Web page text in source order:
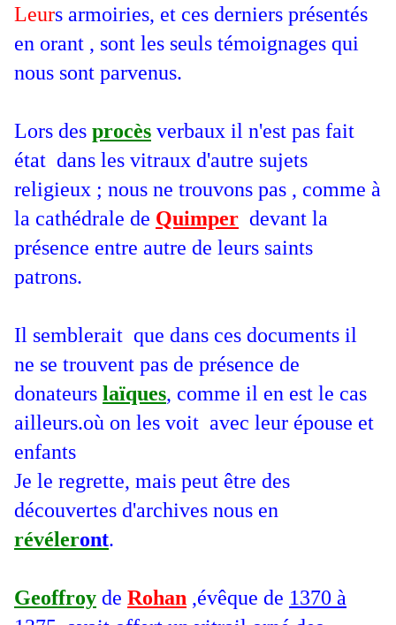
Leurs armoiries, et ces derniers présentés
en orant , sont les seuls témoignages qui
nous sont parvenus.
Lors des procès verbaux il n'est pas fait
état dans les vitraux d'autre sujets
religieux ; nous ne trouvons pas , comme à
la cathédrale de Quimper devant la
présence entre autre de leurs saints
patrons.
Il semblerait que dans ces documents il
ne se trouvent pas de présence de
donateurs laïques, comme il en est le cas
ailleurs.où on les voit avec leur épouse et
enfants
Je le regrette, mais peut être des
découvertes d'archives nous en
révéleront.
Geoffroy de Rohan ,évêque de 1370 à